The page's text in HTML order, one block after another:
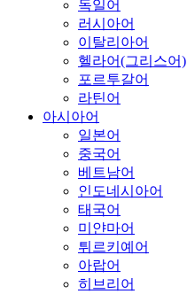
독일어
러시아어
이탈리아어
헬라어(그리스어)
포르투갈어
라틴어
아시아어
일본어
중국어
베트남어
인도네시아어
태국어
미얀마어
튀르키예어
아랍어
히브리어